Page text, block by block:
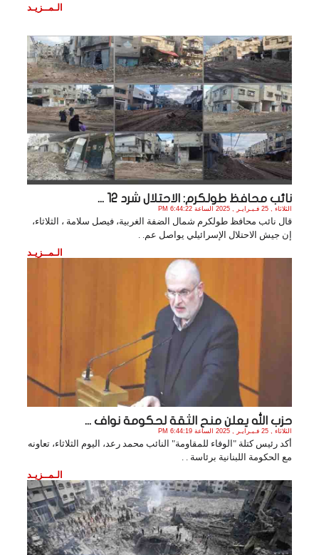
الـمــزيـد
نائب محافظ طولكرم: الاحتلال شرد 12 ...
الثلاثاء , 25 فـبـرايـر , 2025 الساعة 6:44:22 PM
قال نائب محافظ طولكرم شمال الضفة الغربية، فيصل سلامة ، الثلاثاء،
إن جيش الاحتلال الإسرائيلي يواصل عم. .
الـمــزيـد
حزب الله يعلن منح الثقة لحكومة نواف ...
الثلاثاء , 25 فـبـرايـر , 2025 الساعة 6:44:19 PM
أكد رئيس كتلة "الوفاء للمقاومة" النائب محمد رعد، اليوم الثلاثاء، تعاونه
مع الحكومة اللبنانية برئاسة . .
الـمــزيـد